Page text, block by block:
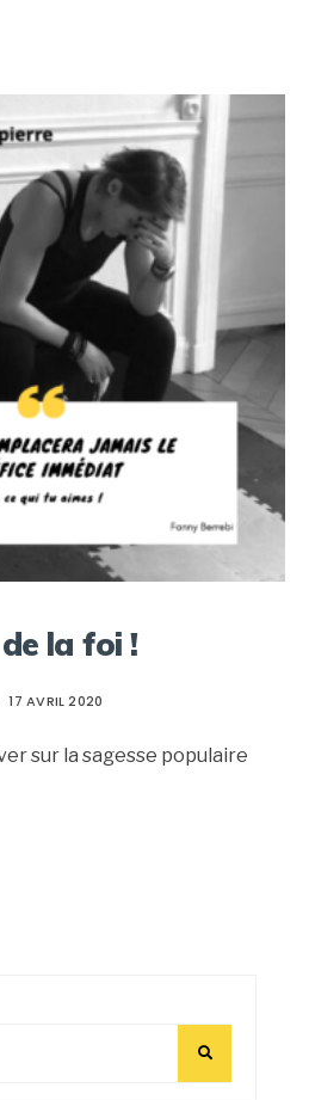
la foi !
17 AVRIL 2020
sur la sagesse populaire